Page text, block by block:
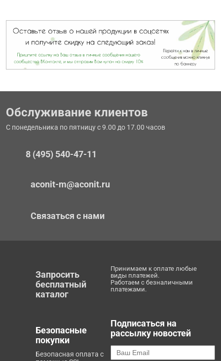
Обслуживание клиентов
С понедельника по пятницу с 9.00 до 17.00 часов
8 (495) 540-47-11
aconit-m@aconit.ru
Связаться с нами
Запросить
бесплатный
каталог
Принимаем к оплате любые
виды платежей.
Работаем с безналичными
платежами.
Безопасные
покупки
Безопасная оплата с
Подписаться на
рассылку новостей